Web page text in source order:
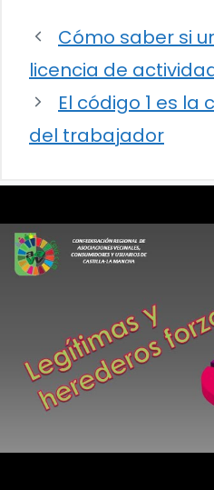
Cómo saber si
licencia de
El código 1 es
del trabajador